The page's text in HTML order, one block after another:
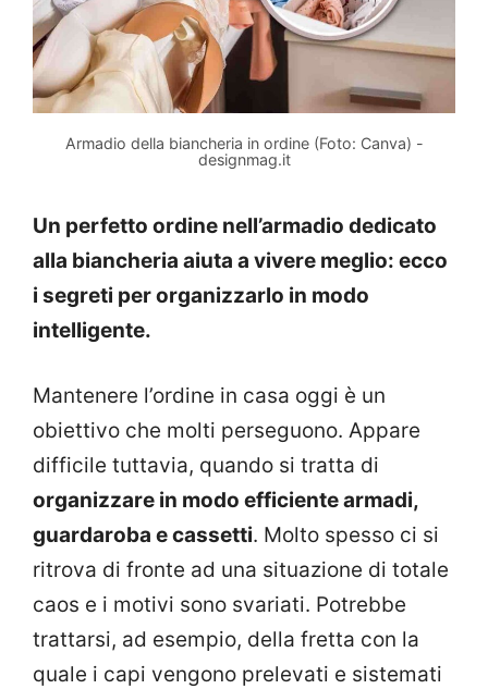
Armadio della biancheria in ordine (Foto: Canva) -
designmag.it
Un perfetto ordine nell’armadio dedicato
alla biancheria aiuta a vivere meglio: ecco
i segreti per organizzarlo in modo
intelligente.
Mantenere l’ordine in casa oggi è un
obiettivo che molti perseguono. Appare
difficile tuttavia, quando si tratta di
organizzare in modo efficiente armadi,
guardaroba e cassetti. Molto spesso ci si
ritrova di fronte ad una situazione di totale
caos e i motivi sono svariati. Potrebbe
trattarsi, ad esempio, della fretta con la
quale i capi vengono prelevati e sistemati